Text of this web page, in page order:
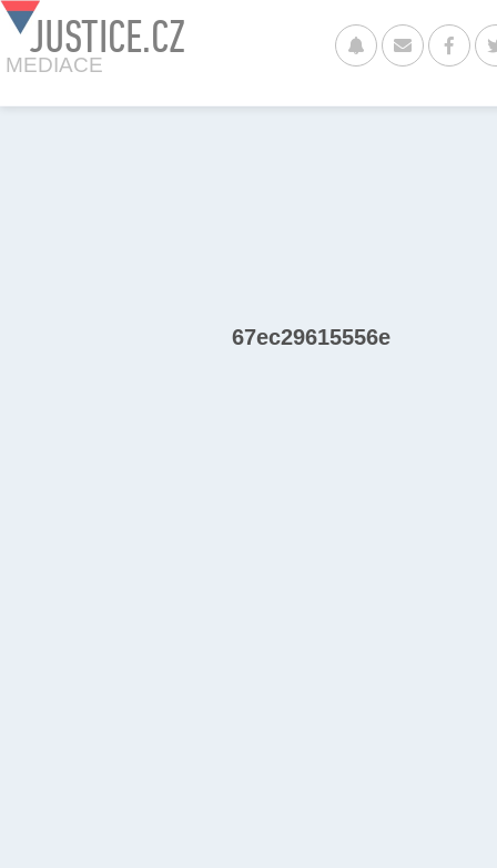
JUSTICE.CZ
MEDIACE
67ec29615556e